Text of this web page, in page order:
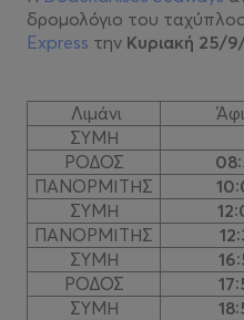
δρομολόγιο του
Express την Κυριακή 25/
Λιμάνι
ΣΥΜΗ
ΡΟΔΟΣ
ΠΑΝΟΡΜΙΤΗΣ
ΣΥΜΗ
ΠΑΝΟΡΜΙΤΗΣ
ΣΥΜΗ
ΡΟΔΟΣ
ΣΥΜΗ